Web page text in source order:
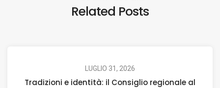
Related Posts
LUGLIO 31, 2026
Tradizioni e identità: il Consiglio regionale al